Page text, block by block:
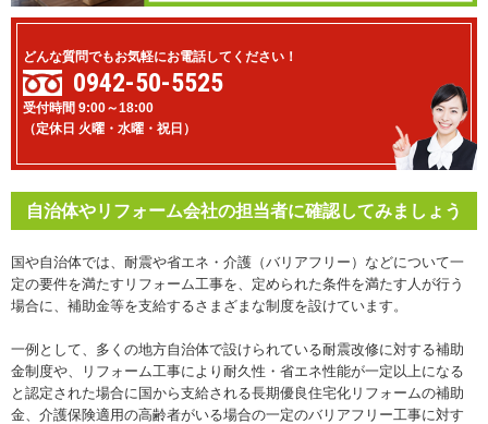
どんな質問でもお気軽にお電話してください！
0942-50-5525
受付時間 9:00～18:00
（定休日 火曜・水曜・祝日）
自治体やリフォーム会社の担当者に確認してみましょう
国や自治体では、耐震や省エネ・介護（バリアフリー）などについて一
定の要件を満たすリフォーム工事を、定められた条件を満たす人が行う
場合に、補助金等を支給するさまざまな制度を設けています。
一例として、多くの地方自治体で設けられている耐震改修に対する補助
金制度や、リフォーム工事により耐久性・省エネ性能が一定以上になる
と認定された場合に国から支給される長期優良住宅化リフォームの補助
金、介護保険適用の高齢者がいる場合の一定のバリアフリー工事に対す